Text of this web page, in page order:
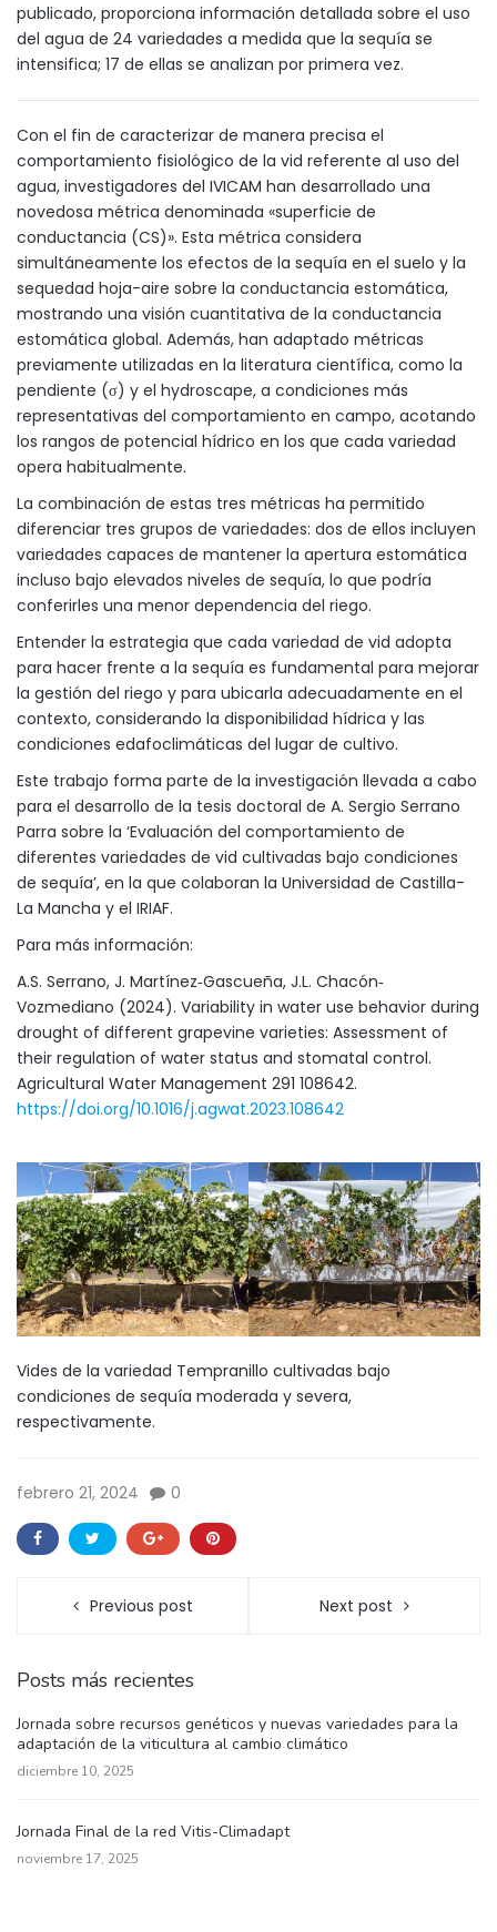
publicado, proporciona información detallada sobre el uso
del agua de 24 variedades a medida que la sequía se
intensifica; 17 de ellas se analizan por primera vez.
Con el fin de caracterizar de manera precisa el
comportamiento fisiológico de la vid referente al uso del
agua, investigadores del IVICAM han desarrollado una
novedosa métrica denominada «superficie de
conductancia (CS)». Esta métrica considera
simultáneamente los efectos de la sequía en el suelo y la
sequedad hoja-aire sobre la conductancia estomática,
mostrando una visión cuantitativa de la conductancia
estomática global. Además, han adaptado métricas
previamente utilizadas en la literatura científica, como la
pendiente (σ) y el hydroscape, a condiciones más
representativas del comportamiento en campo, acotando
los rangos de potencial hídrico en los que cada variedad
opera habitualmente.
La combinación de estas tres métricas ha permitido
diferenciar tres grupos de variedades: dos de ellos incluyen
variedades capaces de mantener la apertura estomática
incluso bajo elevados niveles de sequía, lo que podría
conferirles una menor dependencia del riego.
Entender la estrategia que cada variedad de vid adopta
para hacer frente a la sequía es fundamental para mejorar
la gestión del riego y para ubicarla adecuadamente en el
contexto, considerando la disponibilidad hídrica y las
condiciones edafoclimáticas del lugar de cultivo.
Este trabajo forma parte de la investigación llevada a cabo
para el desarrollo de la tesis doctoral de A. Sergio Serrano
Parra sobre la ‘Evaluación del comportamiento de
diferentes variedades de vid cultivadas bajo condiciones
de sequía’, en la que colaboran la Universidad de Castilla-
La Mancha y el IRIAF.
Para más información:
A.S. Serrano, J. Martínez‐Gascueña, J.L. Chacón‐
Vozmediano (2024). Variability in water use behavior during
drought of different grapevine varieties: Assessment of
their regulation of water status and stomatal control.
Agricultural Water Management 291 108642.
https://doi.org/10.1016/j.agwat.2023.108642
Vides de la variedad Tempranillo cultivadas bajo
condiciones de sequía moderada y severa,
respectivamente.
febrero 21, 2024 0
Previous post Next post
Posts más recientes
Jornada sobre recursos genéticos y nuevas variedades para la
adaptación de la viticultura al cambio climático
diciembre 10, 2025
Jornada Final de la red Vitis-Climadapt
noviembre 17, 2025